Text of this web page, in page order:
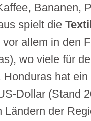
Bananen,
spielt die
allem in den
wo viele für
Honduras hat ein
Dollar (Stand
Ländern der